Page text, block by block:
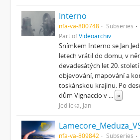
Interno
nfa-va-800748 Subseries
Part ofVideoarchiv
Snímkem Interno se Jan
letech vrátil do domu, v
devadesátých let 20.
objevování, mapování a
toskánskou krajinu. Po
dům Vignaccio v ... »
Jedlička, Jan
nfa-va-809842 Subseries